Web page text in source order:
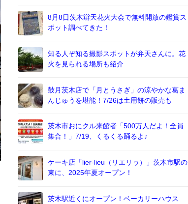
8月8日茨木辯天花火大会で無料開放の鑑賞ス
ポット調べてきた！
知る人ぞ知る撮影スポットが弁天さんに。花
火を見られる場所も紹介
鼓月茨木店で「月とうさぎ」の涼やかな葛ま
んじゅうを堪能！7/26は土用餅の販売も
茨木市おにクル来館者「500万人だよ！全員
集合！」7/19、くるくる踊るよ♪
ケーキ店「lier-lieu（リエリゥ）」茨木市駅の
東に、2025年夏オープン！
茨木駅近くにオープン！ベーカリーハウス